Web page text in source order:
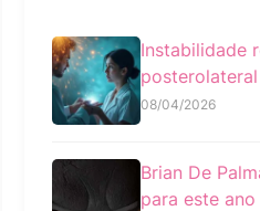
Instabilidade
08/04/2026
Brian De
para este ano